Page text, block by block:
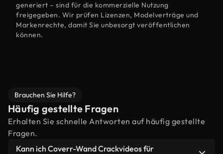
generiert – sind für die kommerzielle Nutzung
freigegeben. Wir prüfen Lizenzen, Modelverträge und
Markenrechte, damit Sie unbesorgt veröffentlichen
können.
Brauchen Sie Hilfe?
Häufig gestellte Fragen
Erhalten Sie schnelle Antworten auf häufig gestellte
Fragen.
Kann ich Coverr-Wand Crackvideos für